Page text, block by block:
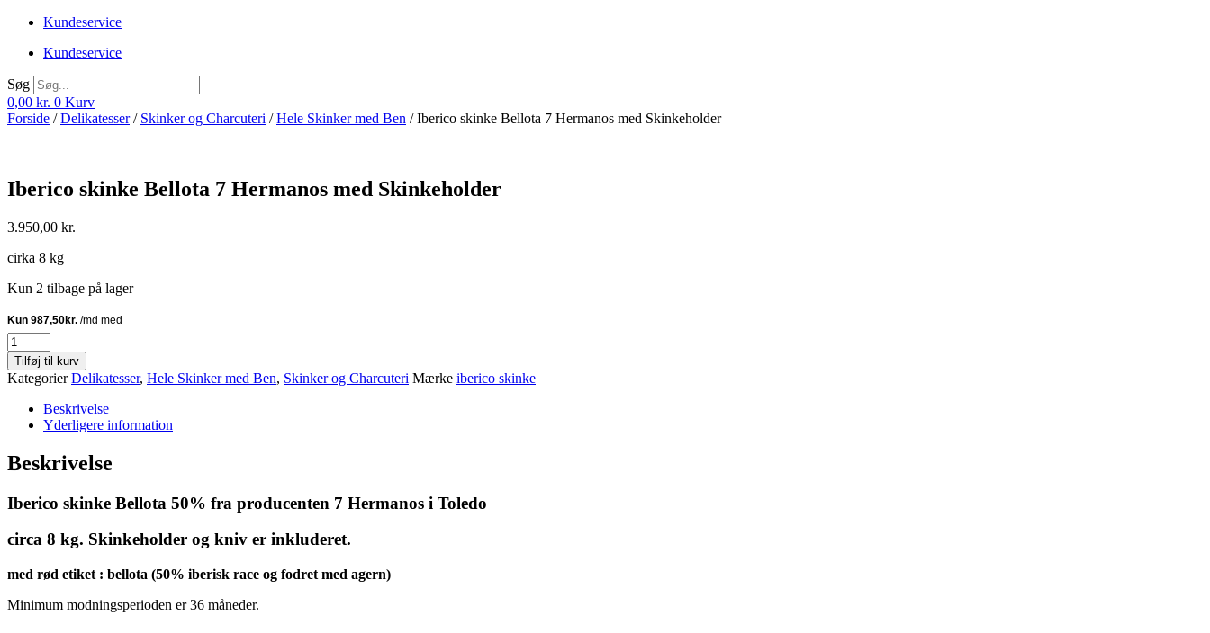
Kundeservice
Kundeservice
Søg
0,00 kr. 0 Kurv
Forside /Delikatesser/ Skinker og Charcuteri /Hele Skinker med Ben / Iberico skinke Bellota 7 Hermanos med Skinkeholder
Iberico skinke Bellota 7 Hermanos med Skinkeholder
3.950,00 kr.
cirka 8 kg
Kun 2 tilbage på lager
Iberico
skinke
Bellota
7
Hermanos
med
Skinkeholder
antal
Tilføj til kurv
Kategorier Delikatesser, Hele Skinker med Ben, Skinker og Charcuteri Mærke iberico skinke
Beskrivelse
Yderligere information
Beskrivelse
Iberico skinke Bellota 50% fra producenten 7 Hermanos i Toledo
circa 8 kg. Skinkeholder og kniv er inkluderet.
med rød etiket : bellota (50% iberisk race og fodret med agern)
Minimum modningsperioden er 36 måneder.